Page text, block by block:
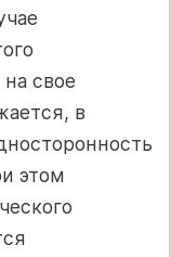
свое
в
этом